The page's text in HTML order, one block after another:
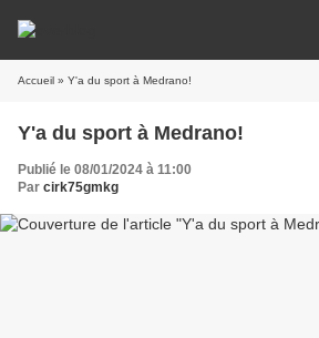
Accueil » Y'a du sport à Medrano!
Y'a du sport à Medrano!
Publié le 08/01/2024 à 11:00
Par cirk75gmkg